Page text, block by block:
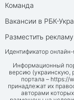
Команда
Вакансии в РБК-
Разместить рекламу
Идентификатор
Информационный
версию (украинскую,
портала – https://
принадлежат их
авторами